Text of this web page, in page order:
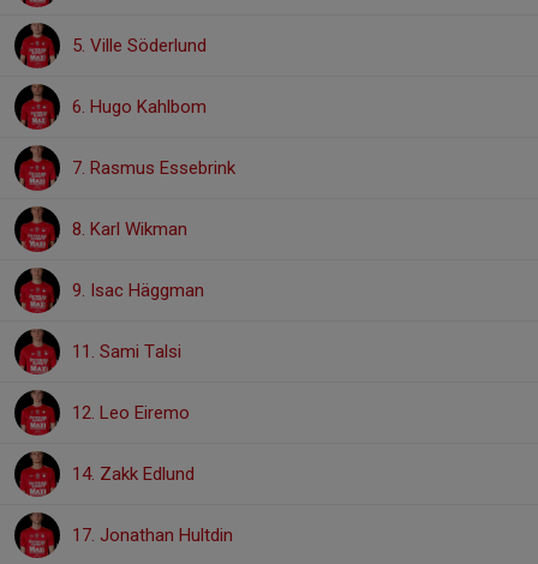
5. Ville Söderlund
6. Hugo Kahlbom
7. Rasmus Essebrink
8. Karl Wikman
9. Isac Häggman
11. Sami Talsi
12. Leo Eiremo
14. Zakk Edlund
17. Jonathan Hultdin